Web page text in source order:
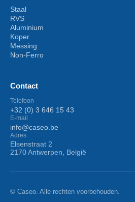
Staal
RVS
Aluminium
Koper
Messing
Non-Ferro
Contact
Telefoon
+32 (0) 3 646 15 43
E-mail
info@caseo.be
Adres
Elsenstraat 2
2170 Antwerpen, België
© Caseo. Alle rechten voorbehouden.